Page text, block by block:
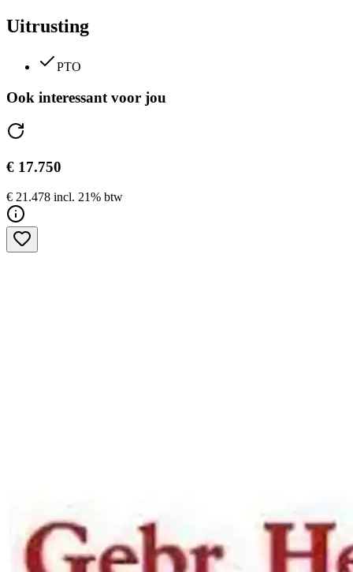
Uitrusting
PTO
Ook interessant voor jou
€ 17.750
€ 21.478 incl. 21% btw